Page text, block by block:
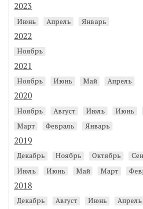
2023
Июнь Апрель Январь
2022
Ноябрь
2021
Ноябрь Июнь Май Апрель
2020
Ноябрь Август Июль Июнь
Март
Февраль Январь
2019
Декабрь Ноябрь Октябрь
Июль
Июнь Май Март
2018
Декабрь Август Июнь Апрель